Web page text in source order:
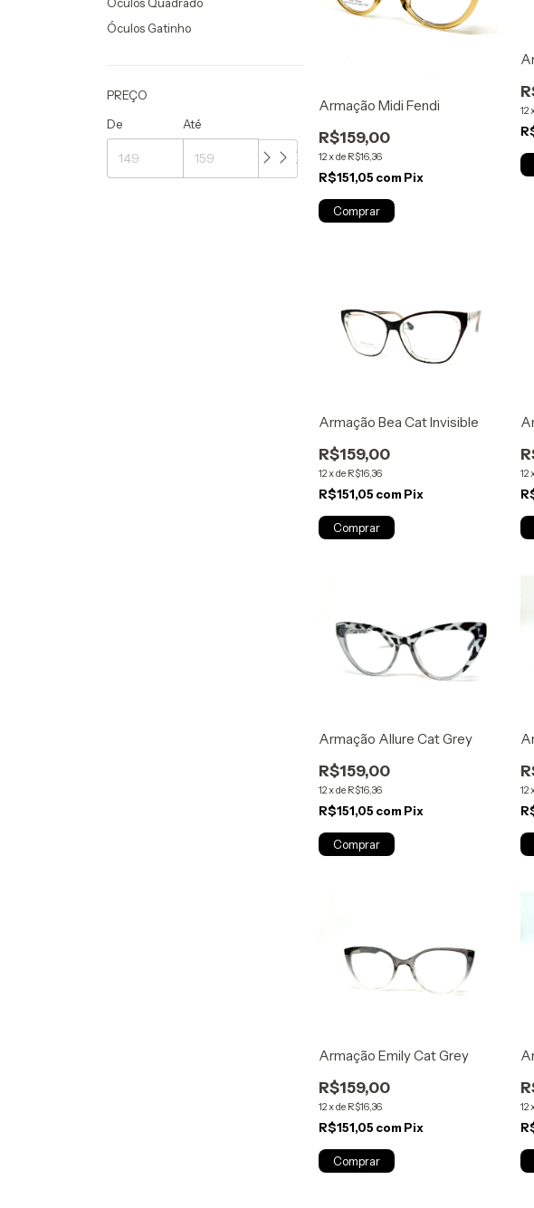
Óculos Gatinho
PREÇO
De
Até
Armação Midi Fendi
R$159,00
12xde R$16,36
R$151,05 com Pix
12
Armação Bea Cat Invisible
R$159,00
12xde R$16,36
R$151,05 com Pix
12
Armação Allure Cat Grey
R$159,00
12xde R$16,36
R$151,05 com Pix
12
Armação Emily Cat Grey
R$159,00
12 xde R$16,36
R$151,05 com Pix
12